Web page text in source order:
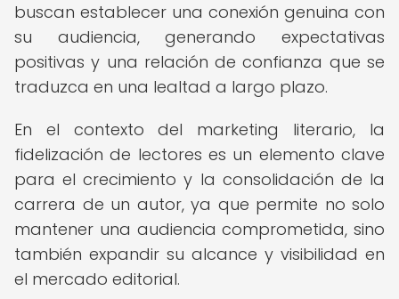
buscan establecer una conexión genuina con
su audiencia, generando expectativas
positivas y una relación de confianza que se
traduzca en una lealtad a largo plazo.
En el contexto del marketing literario, la
fidelización de lectores es un elemento clave
para el crecimiento y la consolidación de la
carrera de un autor, ya que permite no solo
mantener una audiencia comprometida, sino
también expandir su alcance y visibilidad en
el mercado editorial.